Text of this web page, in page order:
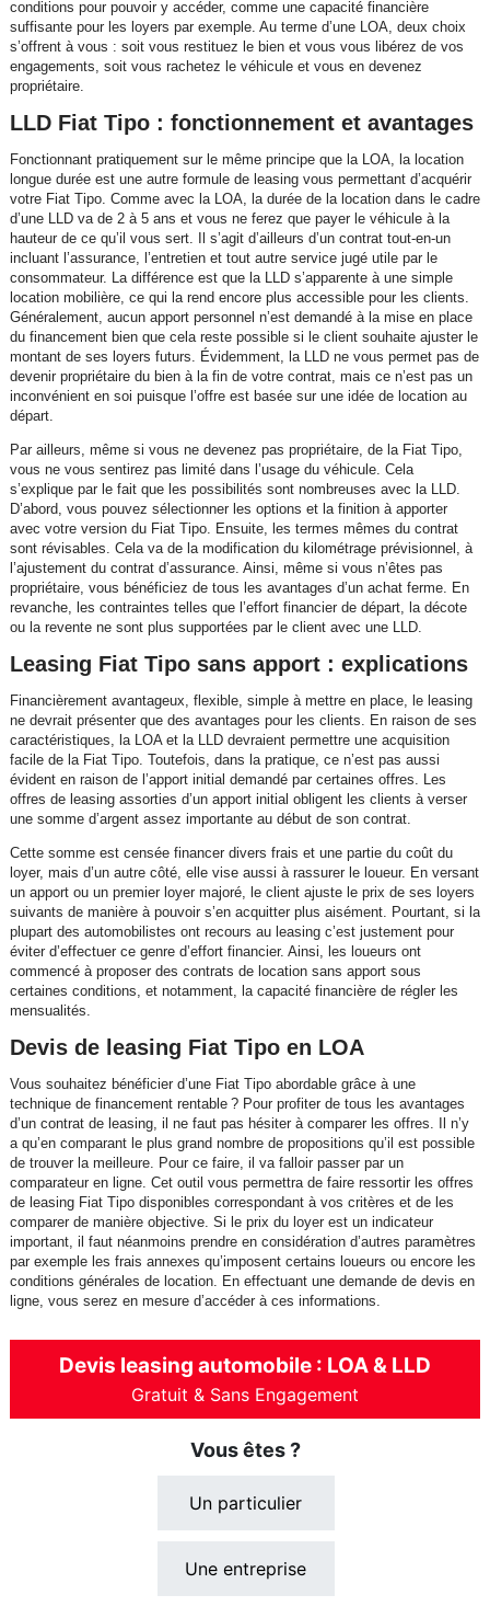
conditions pour pouvoir y accéder, comme une capacité financière
suffisante pour les loyers par exemple. Au terme d’une LOA, deux choix
s’offrent à vous : soit vous restituez le bien et vous vous libérez de vos
engagements, soit vous rachetez le véhicule et vous en devenez
propriétaire.
LLD Fiat Tipo : fonctionnement et avantages
Fonctionnant pratiquement sur le même principe que la LOA, la location
longue durée est une autre formule de leasing vous permettant d’acquérir
votre Fiat Tipo. Comme avec la LOA, la durée de la location dans le cadre
d’une LLD va de 2 à 5 ans et vous ne ferez que payer le véhicule à la
hauteur de ce qu’il vous sert. Il s’agit d’ailleurs d’un contrat tout-en-un
incluant l’assurance, l’entretien et tout autre service jugé utile par le
consommateur. La différence est que la LLD s’apparente à une simple
location mobilière, ce qui la rend encore plus accessible pour les clients.
Généralement, aucun apport personnel n’est demandé à la mise en place
du financement bien que cela reste possible si le client souhaite ajuster le
montant de ses loyers futurs. Évidemment, la LLD ne vous permet pas de
devenir propriétaire du bien à la fin de votre contrat, mais ce n’est pas un
inconvénient en soi puisque l’offre est basée sur une idée de location au
départ.
Par ailleurs, même si vous ne devenez pas propriétaire, de la Fiat Tipo,
vous ne vous sentirez pas limité dans l’usage du véhicule. Cela
s’explique par le fait que les possibilités sont nombreuses avec la LLD.
D’abord, vous pouvez sélectionner les options et la finition à apporter
avec votre version du Fiat Tipo. Ensuite, les termes mêmes du contrat
sont révisables. Cela va de la modification du kilométrage prévisionnel, à
l’ajustement du contrat d’assurance. Ainsi, même si vous n’êtes pas
propriétaire, vous bénéficiez de tous les avantages d’un achat ferme. En
revanche, les contraintes telles que l’effort financier de départ, la décote
ou la revente ne sont plus supportées par le client avec une LLD.
Leasing Fiat Tipo sans apport : explications
Financièrement avantageux, flexible, simple à mettre en place, le leasing
ne devrait présenter que des avantages pour les clients. En raison de ses
caractéristiques, la LOA et la LLD devraient permettre une acquisition
facile de la Fiat Tipo. Toutefois, dans la pratique, ce n’est pas aussi
évident en raison de l’apport initial demandé par certaines offres. Les
offres de leasing assorties d’un apport initial obligent les clients à verser
une somme d’argent assez importante au début de son contrat.
Cette somme est censée financer divers frais et une partie du coût du
loyer, mais d’un autre côté, elle vise aussi à rassurer le loueur. En versant
un apport ou un premier loyer majoré, le client ajuste le prix de ses loyers
suivants de manière à pouvoir s’en acquitter plus aisément. Pourtant, si la
plupart des automobilistes ont recours au leasing c’est justement pour
éviter d’effectuer ce genre d’effort financier. Ainsi, les loueurs ont
commencé à proposer des contrats de location sans apport sous
certaines conditions, et notamment, la capacité financière de régler les
mensualités.
Devis de leasing Fiat Tipo en LOA
Vous souhaitez bénéficier d’une Fiat Tipo abordable grâce à une
technique de financement rentable ? Pour profiter de tous les avantages
d’un contrat de leasing, il ne faut pas hésiter à comparer les offres. Il n’y
a qu’en comparant le plus grand nombre de propositions qu’il est possible
de trouver la meilleure. Pour ce faire, il va falloir passer par un
comparateur en ligne. Cet outil vous permettra de faire ressortir les offres
de leasing Fiat Tipo disponibles correspondant à vos critères et de les
comparer de manière objective. Si le prix du loyer est un indicateur
important, il faut néanmoins prendre en considération d’autres paramètres
par exemple les frais annexes qu’imposent certains loueurs ou encore les
conditions générales de location. En effectuant une demande de devis en
ligne, vous serez en mesure d’accéder à ces informations.